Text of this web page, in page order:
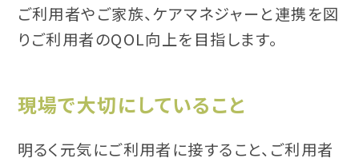
ご利用者やご家族、ケアマネジャーと連携を図
りご利用者のQOL向上を目指します。
現場で大切にしていること
明るく元気にご利用者に接すること、ご利用者